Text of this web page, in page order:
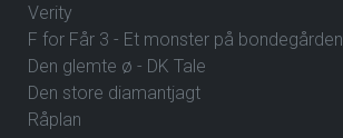
Verity
F for Får 3 - Et monster på bondegården
Den glemte ø - DK Tale
Den store diamantjagt
Råplan